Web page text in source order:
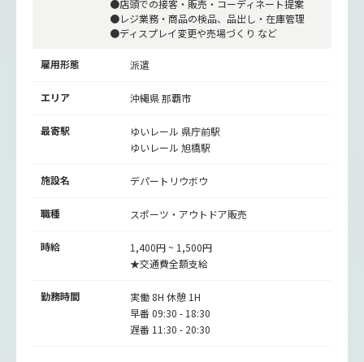
●店頭での接客・販売・コーディネート提案
●レジ業務・商品の検品、品出し・在庫管理
●ディスプレイ変更や売場づくり など
雇用形態 派遣
エリア 沖縄県 那覇市
最寄駅 ゆいレール 県庁前駅
ゆいレール旭橋駅
施設名 デパートリウボウ
職種 スポーツ・アウトドア販売
時給
1,400円 ~ 1,500円
★交通費全額支給
勤務時間
実働 8H 休憩 1H
早番 09:30 - 18:30
遅番 11:30 - 20:30